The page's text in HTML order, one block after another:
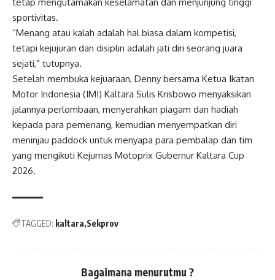
tetap mengutamakan keselamatan dan menjunjung tinggi
sportivitas.
“Menang atau kalah adalah hal biasa dalam kompetisi,
tetapi kejujuran dan disiplin adalah jati diri seorang juara
sejati,” tutupnya.
Setelah membuka kejuaraan, Denny bersama Ketua Ikatan
Motor Indonesia (IMI) Kaltara Sulis Krisbowo menyaksikan
jalannya perlombaan, menyerahkan piagam dan hadiah
kepada para pemenang, kemudian menyempatkan diri
meninjau paddock untuk menyapa para pembalap dan tim
yang mengikuti Kejurnas Motoprix Gubernur Kaltara Cup
2026.
TAGGED: kaltara Sekprov
Bagaimana menurutmu ?